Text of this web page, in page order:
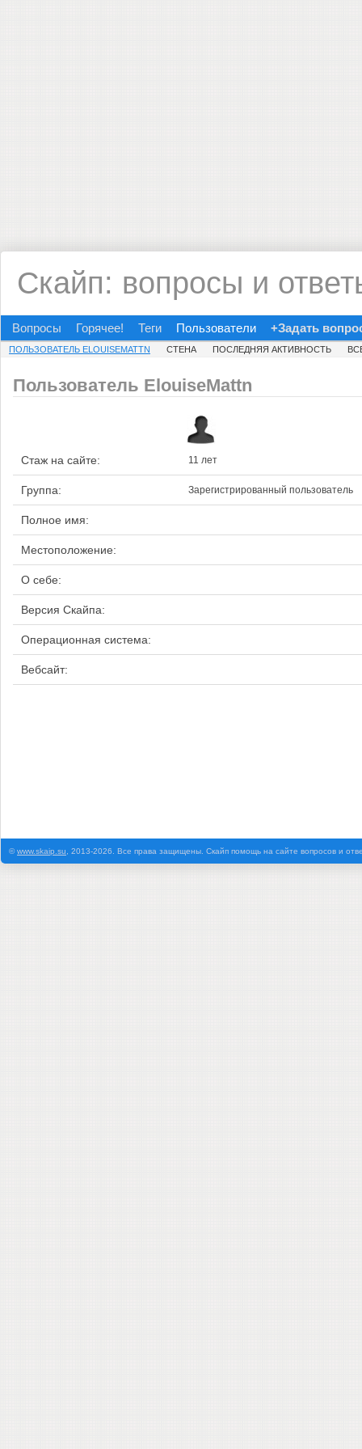
Скайп: вопросы и
Вопросы Горячее! Теги Пользователи +Задать
ПОЛЬЗОВАТЕЛЬ ELOUISEMATTN СТЕНА ПОСЛЕДНЯЯ АКТИВНОСТЬ
Пользователь ElouiseMattn
Стаж на сайте: 11 лет
Группа: Зарегистрированный пользователь
Полное имя:
Местоположение:
О себе:
Версия Скайпа:
Операционная система:
Вебсайт:
©www.skaip.su , 2013-2026. Все права защищены. Скайп помощь на сайте вопросов и